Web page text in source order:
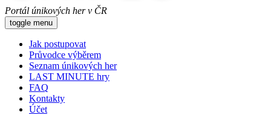
Portál únikových her v ČR
toggle menu
Jak postupovat
Průvodce výběrem
Seznam únikových her
LAST MINUTE hry
FAQ
Kontakty
Účet